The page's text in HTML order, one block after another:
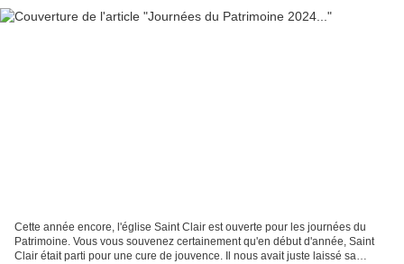
Cette année encore, l'église Saint Clair est ouverte pour les journées du
Patrimoine. Vous vous souvenez certainement qu'en début d'année, Saint
Clair était parti pour une cure de jouvence. Il nous avait juste laissé sa